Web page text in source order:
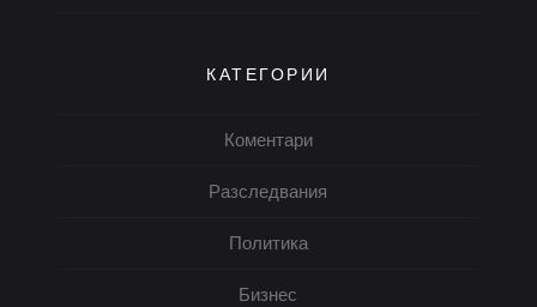
КАТЕГОРИИ
Коментари
Разследвания
Политика
Бизнес